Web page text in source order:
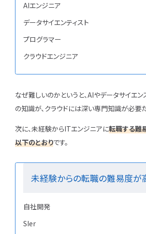
AIエンジニア
データサイエンティスト
プログラマー
クラウドエンジニア
なぜ難しいのかというと、AIやデータサイエ
の知識が、クラウドには深い専門知識が必要
次に、未経験からITエンジニアに転職する難
以下のとおりです。
未経験からの転職の難易度が
自社開発
SIer